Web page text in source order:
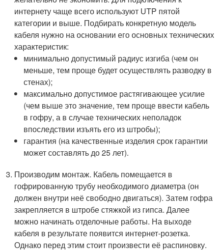
интернету чаще всего используют UTP пятой
категории и выше. Подбирать конкретную модель
кабеля нужно на основании его основных технических
характеристик:
минимально допустимый радиус изгиба (чем он
меньше, тем проще будет осуществлять разводку в
стенах);
максимально допустимое растягивающее усилие
(чем выше это значение, тем проще ввести кабель
в гофру, а в случае технических неполадок
впоследствии изъять его из штробы);
гарантия (на качественные изделия срок гарантии
может составлять до 25 лет).
Производим монтаж. Кабель помещается в
гофрированную трубу необходимого диаметра (он
должен внутри неё свободно двигаться). Затем гофра
закрепляется в штробе стяжкой из гипса. Далее
можно начинать отделочные работы. На выходе
кабеля в результате появится интернет-розетка.
Однако перед этим стоит произвести её распиновку.